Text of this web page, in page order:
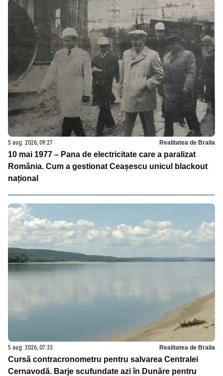
5 aug. 2026, 09:27 Realitatea de Braila
10 mai 1977 – Pana de electricitate care a paralizat
România. Cum a gestionat Ceașescu unicul blackout
național
5 aug. 2026, 07:33 Realitatea de Braila
Cursă contracronometru pentru salvarea Centralei
Cernavodă. Barje scufundate azi în Dunăre pentru